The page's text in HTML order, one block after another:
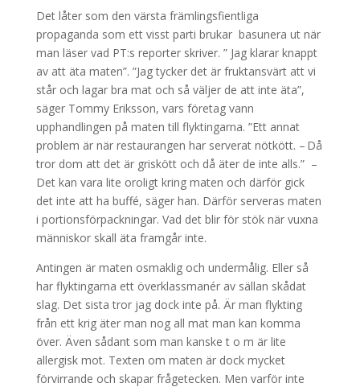
Det låter som den värsta främlingsfientliga
propaganda som ett visst parti brukar basunera ut när
man läser vad PT:s reporter skriver. ” Jag klarar knappt
av att äta maten”. ”Jag tycker det är fruktansvärt att vi
står och lagar bra mat och så väljer de att inte äta”,
säger Tommy Eriksson, vars företag vann
upphandlingen på maten till flyktingarna. ”Ett annat
problem är när restaurangen har serverat nötkött. – Då
tror dom att det är griskött och då äter de inte alls.” –
Det kan vara lite oroligt kring maten och därför gick
det inte att ha buffé, säger han. Därför serveras maten
i portionsförpackningar. Vad det blir för stök när vuxna
människor skall äta framgår inte.
Antingen är maten osmaklig och undermålig. Eller så
har flyktingarna ett överklassmanér av sällan skådat
slag. Det sista tror jag dock inte på. Är man flykting
från ett krig äter man nog all mat man kan komma
över. Även sådant som man kanske t o m är lite
allergisk mot. Texten om maten är dock mycket
förvirrande och skapar frågetecken. Men varför inte